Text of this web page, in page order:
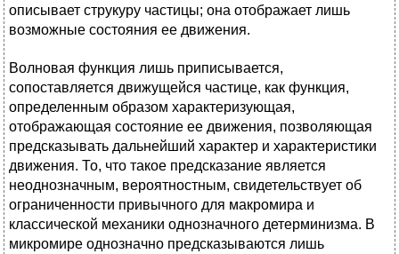
описывает струкуру частицы; она отображает лишь
возможные состояния ее движения.
Волновая функция лишь приписывается,
сопоставляется движущейся частице, как функция,
определенным образом характеризующая,
отображающая состояние ее движения, позволяющая
предсказывать дальнейший характер и характеристики
движения. То, что такое предсказание является
неоднозначным, вероятностным, свидетельствует об
ограниченности привычного для макромира и
классической механики однозначного детерминизма. В
микромире однозначно предсказываются лишь